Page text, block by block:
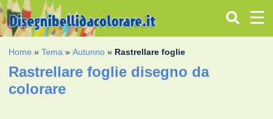
Home »Tema »Autunno » Rastrellare foglie
Rastrellare foglie disegno da
colorare